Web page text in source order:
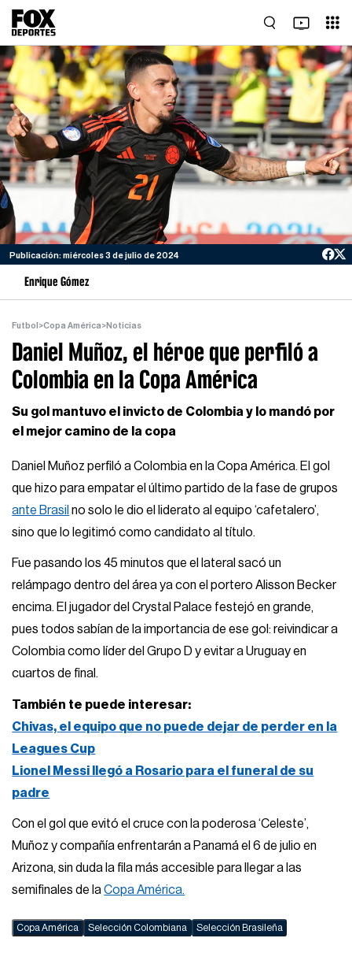
Publicación: miércoles 3 de julio de 2024
Enrique Gómez
Futbol >Copa América>Noticias
Daniel Muñoz, el héroe que perfiló a
Colombia en la Copa América
Su gol mantuvo el invicto de Colombia y lo mandó por
el mejor camino de la copa
Daniel Muñoz perfiló a Colombia en la Copa América. El gol
que hizo para empatar el último partido de la fase de grupos
ante Brasil no solo le dio el liderato al equipo ‘cafetalero’,
sino que lo legitimó como candidato al título.
Fue pasando los 45 minutos que el lateral sacó un
relámpago dentro del área ya con el portero Alisson Becker
encima. El jugador del Crystal Palace festejó en grande,
pues todos sabían de la importancia de ese gol: reivindicar a
Colombia como líder del Grupo D y evitar a Uruguay en
cuartos de final.
También te puede interesar:
Chivas, el equipo que no puede dejar de perder en la
Leagues Cup
Lionel Messi llegó a Rosario para el funeral de su
padre
Con el gol que evitó el cruce con la poderosa ‘Celeste’,
Muñoz y compañía enfrentarán a Panamá el 6 de julio en
Arizona, sin duda la fila más accesible para llegar a las
semifinales de laCopa América.
Copa América Selección Colombiana Selección Brasileña